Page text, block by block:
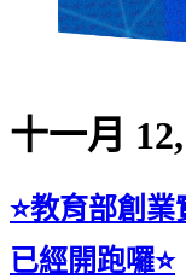
十一月
⭐教育部創
已經開跑囉⭐